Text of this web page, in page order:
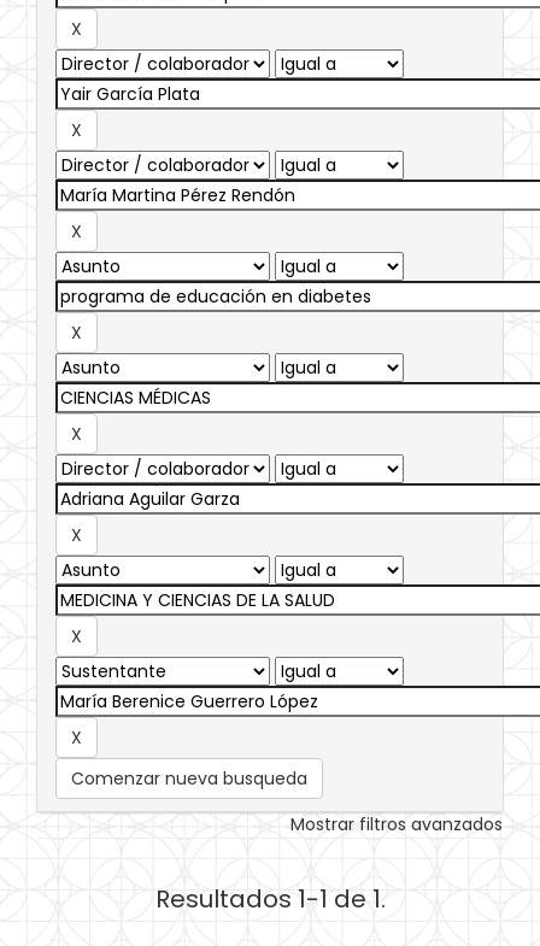
Comenzar nueva busqueda
Mostrar filtros avanzados
Resultados 1-1 de 1.